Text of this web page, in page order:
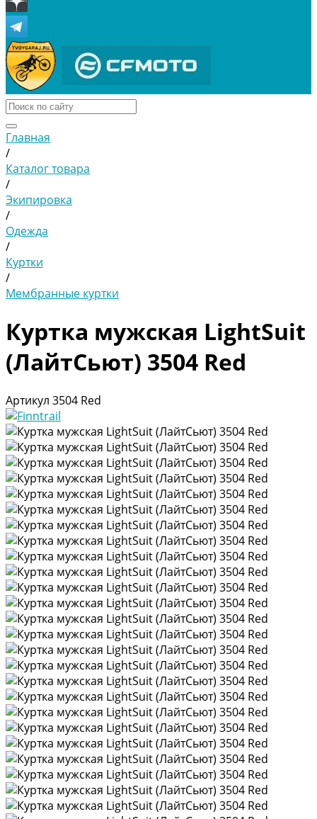
Главная
/
Каталог товара
/
Экипировка
/
Одежда
/
Куртки
/
Мембранные куртки
Куртка мужская LightSuit
(ЛайтСьют) 3504 Red
Артикул 3504 Red